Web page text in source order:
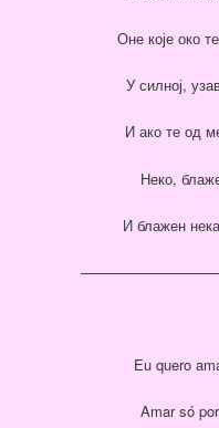
Оне које око
У силној,
И ако те од
Неко,
И блажен
Eu quero
Amar só